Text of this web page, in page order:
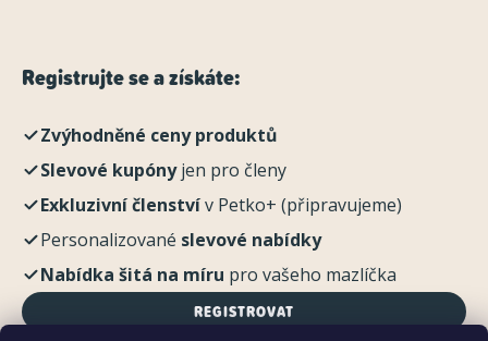
Registrujte se a získáte:
Zvýhodněné ceny produktů
Slevové kupónyjen pro členy
Exkluzivní členstvív Petko+ (připravujeme)
Personalizované slevové nabídky
Nabídka šitá na míru pro vašeho mazlíčka
REGISTROVAT